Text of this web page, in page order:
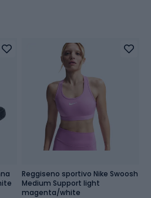
Reggiseno sportivo Nike Swoosh
Medium Support light
magenta/white